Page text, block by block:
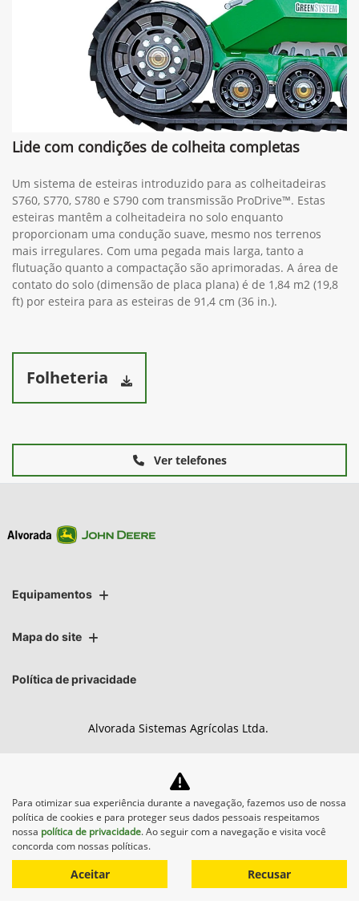
Lide com condições de colheita completas
Um sistema de esteiras introduzido para as colheitadeiras
S760, S770, S780 e S790 com transmissão ProDrive™. Estas
esteiras mantêm a colheitadeira no solo enquanto
proporcionam uma condução suave, mesmo nos terrenos
mais irregulares. Com uma pegada mais larga, tanto a
flutuação quanto a compactação são aprimoradas. A área de
contato do solo (dimensão de placa plana) é de 1,84 m2 (19,8
ft) por esteira para as esteiras de 91,4 cm (36 in.).
Folheteria
Ver telefones
Equipamentos
Mapa do site
Política de privacidade
Alvorada Sistemas Agrícolas Ltda.
No trânsito, enxergar o outro
salva vidas.
Para otimizar sua experiência durante a navegação, fazemos uso de nossa
política de cookies e para proteger seus dados pessoais respeitamos
nossa política de privacidade. Ao seguir com a navegação e visita você
concorda com nossas políticas.
Aceitar Recusar